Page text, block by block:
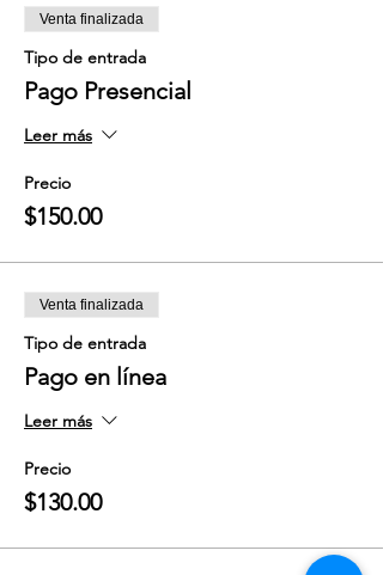
Venta finalizada
Tipo de entrada
Pago Presencial
Leer más
Precio
$150.00
Venta finalizada
Tipo de entrada
Pago en línea
Leer más
Precio
$130.00